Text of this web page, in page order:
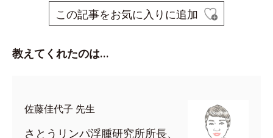
この記事をお気に入りに追加
教えてくれたのは…
佐藤佳代子 先生
さとうリンパ浮腫研究所所長、